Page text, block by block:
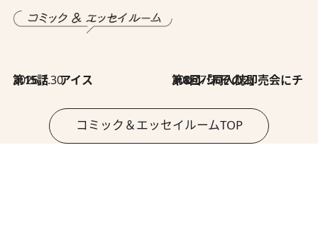
2026.7.30
第15話 アイス 2026.7.30
第8回「同人誌即売会にチャレンジ その2」
コミック＆エッセイルームTOP